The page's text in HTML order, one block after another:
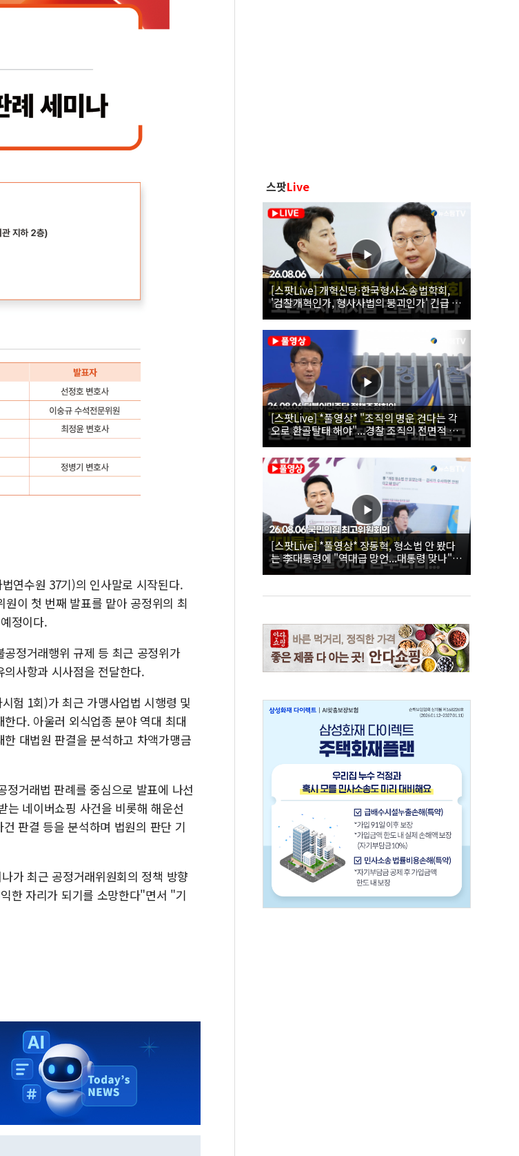
연수원 37기)의 인사말로 시작된다.
이 첫 번째 발표를 맡아 공정위의 최
정이다.
정거래행위 규제 등 최근 공정위가
사항과 시사점을 전달한다.
험 1회)가 최근 가맹사업법 시행령 및
다. 아울러 외식업종 분야 역대 최대
대법원 판결을 분석하고 차액가맹금
거래법 판례를 중심으로 발표에 나선
는 네이버쇼핑 사건을 비롯해 해운선
판결 등을 분석하며 법원의 판단 기
가 최근 공정거래위원회의 정책 방향
한 자리가 되기를 소망한다"면서 "기
스팟Live
[스팟Live] 개혁신당·한국형사소송법학회,
'검찰개혁인가, 형사사법의 붕괴인가' 긴급 세
미나｜26.08.06
[스팟Live] *풀영상* "조직의 명운 건다는 각
오로 환골탈태 해야"...경찰 조직의 전면적 쇄
신 촉구한 한병도 | 26.08.06 더불어민주당 정
책조정회의
[스팟Live] *풀영상* 장동혁, 형소법 안 봤다
는 李대통령에 "역대급 망언...대통령 맞나"｜
26.08.06 국민의힘 최고위원회의